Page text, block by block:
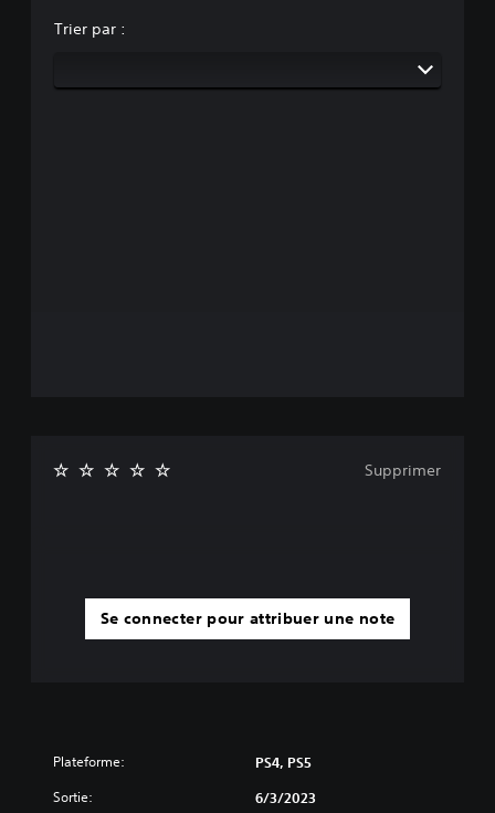
Trier par :
Se connecter pour attribuer une note
Supprimer
Plateforme: PS4, PS5
Sortie: 6/3/2023